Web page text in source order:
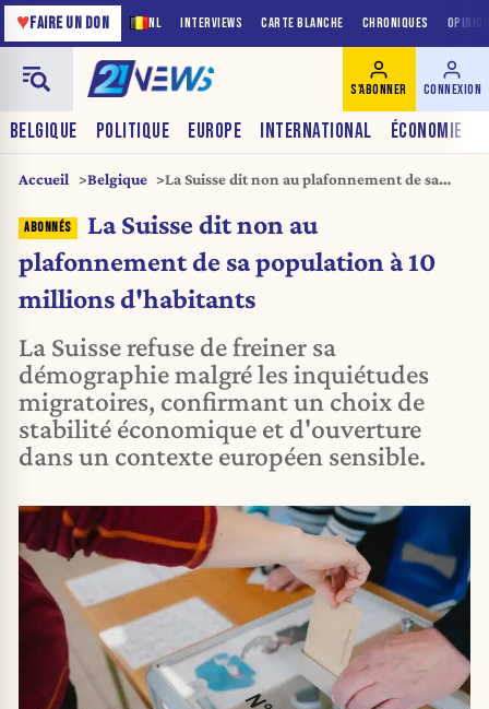
NL INTERVIEWS CARTE BLANCHE CHRONIQUES
♥FAIRE UN DON
BELGIQUE POLITIQUE EUROPE INTERNATIONAL ÉCONOMIE
S'ABONNER CONNEXION
Accueil Belgique
La Suisse dit non au plafonnement de sa
La Suisse dit non au
plafonnement de sa population à 10
millions d'habitants
La Suisse refuse de freiner sa
démographie malgré les inquiétudes
migratoires, confirmant un choix de
stabilité économique et d'ouverture
dans un contexte européen sensible.